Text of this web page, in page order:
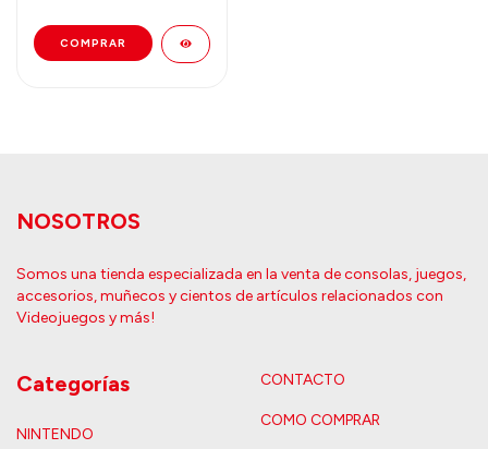
NOSOTROS
Somos una tienda especializada en la venta de consolas, juegos,
accesorios, muñecos y cientos de artículos relacionados con
Videojuegos y más!
Categorías
NINTENDO
CONTACTO
COMO COMPRAR